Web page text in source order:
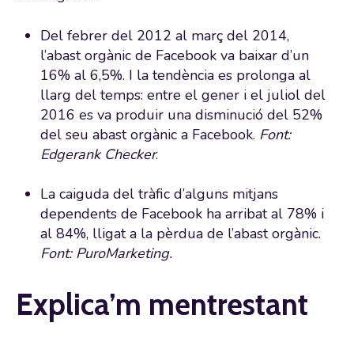
Del febrer del 2012 al març del 2014,
l’abast orgànic de Facebook va baixar d’un
16% al 6,5%. I la tendència es prolonga al
llarg del temps: entre el gener i el juliol del
2016 es va produir una disminució del 52%
del seu abast orgànic a Facebook. Font:
Edgerank Checker.
La caiguda del tràfic d’alguns mitjans
dependents de Facebook ha arribat al 78% i
al 84%, lligat a la pèrdua de l’abast orgànic.
Font: PuroMarketing.
Explica’m mentrestant